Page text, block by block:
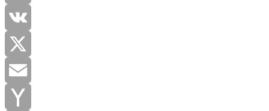
Reddit
VK
X
Email